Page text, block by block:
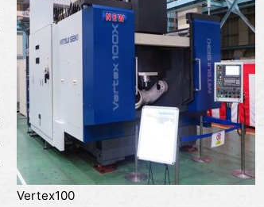
Vertex100